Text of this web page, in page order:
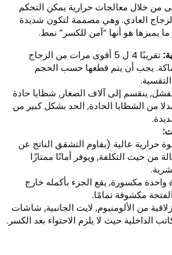
خلال معالجات حرارية يمكن التحكم
العادي. وهي مصممة لتكون شديدة
هو أنها “آمن للكسر” نمط.
تقريبًا 4 ل 5 أقوى مرات من الزجاج
يجب أن يتم قطعها حسب الحجم
ينقسم إلى آلاف الصغار, شظايا حادة
من الشظايا الحادة, الحد بشكل كبير من
عالية (يقاوم التشقق الناتج عن
من حيث التكلفة, ويوفر أمانًا ممتازًا
مكسورة, يقع الجزء بأكمله خارج
مكشوفة تمامًا.
من الألومنيوم, لايت الجانبية, شاشات
الداخلية حيث لا يلزم الاحتواء بعد الكسر.